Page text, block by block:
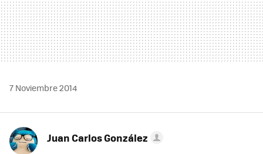
7 Noviembre 2014
Juan Carlos González